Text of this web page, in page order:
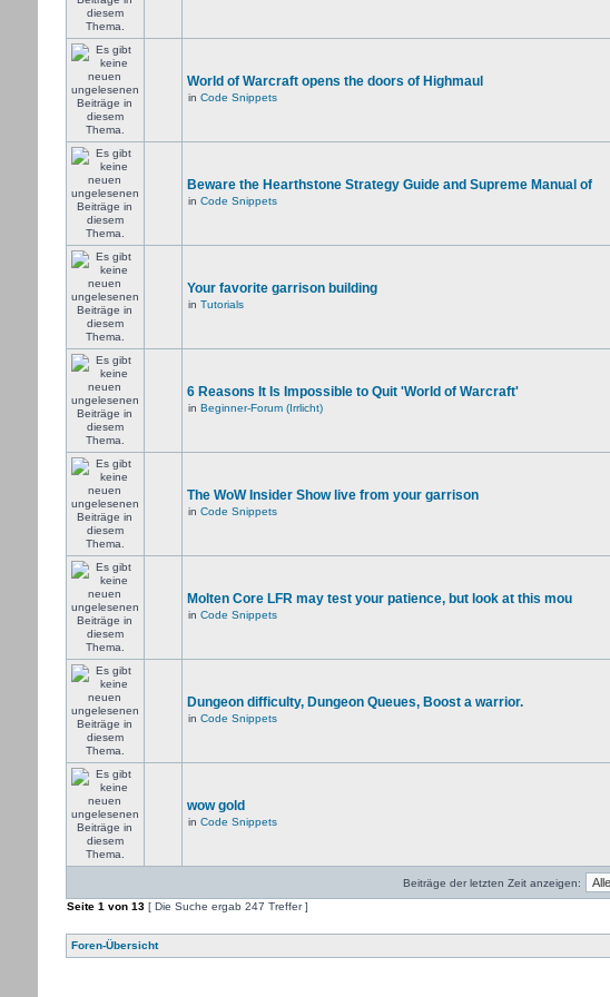
World of Warcraft opens the doors of Highmaul
in Code Snippets
Beware the Hearthstone Strategy Guide and Supreme Manual of
in Code Snippets
Your favorite garrison building
in Tutorials
6 Reasons It Is Impossible to Quit 'World of Warcraft'
in Beginner-Forum (Irrlicht)
The WoW Insider Show live from your garrison
in Code Snippets
Molten Core LFR may test your patience, but look at this mou
in Code Snippets
Dungeon difficulty, Dungeon Queues, Boost a warrior.
in Code Snippets
wow gold
in Code Snippets
Beiträge der letzten Zeit anzeigen:
Seite 1 von 13[ Die Suche ergab 247 Treffer ]
Foren-Übersicht